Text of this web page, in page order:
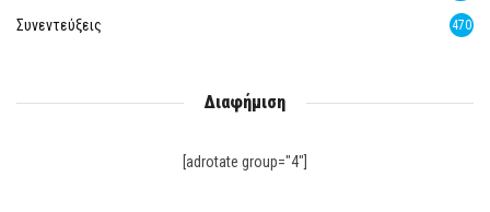
Συνεντεύξεις 470
Διαφήμιση
[adrotate group="4"]